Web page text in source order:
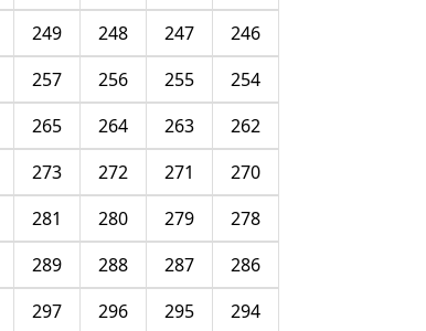
246
247
248
249
254
255
256
257
262
263
264
265
270
271
272
273
278
279
280
281
286
287
288
289
294
295
296
297